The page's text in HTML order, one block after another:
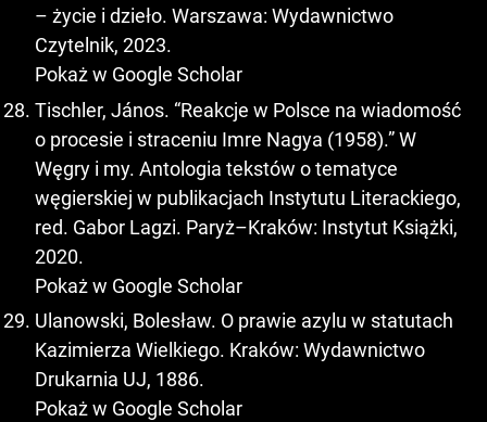
– życie i dzieło. Warszawa: Wydawnictwo
Czytelnik, 2023.
Pokaż w Google Scholar
Tischler, János. “Reakcje w Polsce na wiadomość
o procesie i straceniu Imre Nagya (1958).” W
Węgry i my. Antologia tekstów o tematyce
węgierskiej w publikacjach Instytutu Literackiego,
red. Gabor Lagzi. Paryż–Kraków: Instytut Książki,
2020.
Pokaż w Google Scholar
Ulanowski, Bolesław. O prawie azylu w statutach
Kazimierza Wielkiego. Kraków: Wydawnictwo
Drukarnia UJ, 1886.
Pokaż w Google Scholar